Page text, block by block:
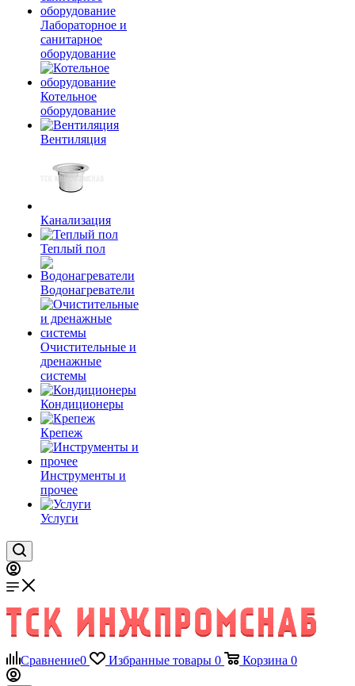
Лабораторное и
санитарное
оборудование
Котельное
оборудование
Вентиляция
Канализация
Теплый пол
Водонагреватели
Очистительные и
дренажные
системы
Кондиционеры
Крепеж
Инструменты и
прочее
Услуги
Сравнение0 Избранные товары 0 Корзина 0